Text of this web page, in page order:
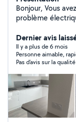
Bonjour, Vous
problème
Google ou mon
renseignements nécessaires. Vous
réalisations de
Tiktok : Sacha_delaurier Instagram :
Installation neuf,
motorisation de portail,
09 DELAURIER
Dernier avis
Il y a plus de 6 mois
Personne aimable,
Pas d’avis sur la